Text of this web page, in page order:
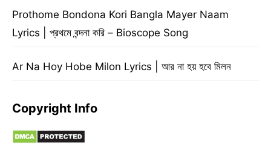
Prothome Bondona Kori Bangla Mayer Naam
Lyrics | প্রথমে বন্দনা করি – Bioscope Song
Ar Na Hoy Hobe Milon Lyrics | আর না হয় হবে মিলন
Copyright Info